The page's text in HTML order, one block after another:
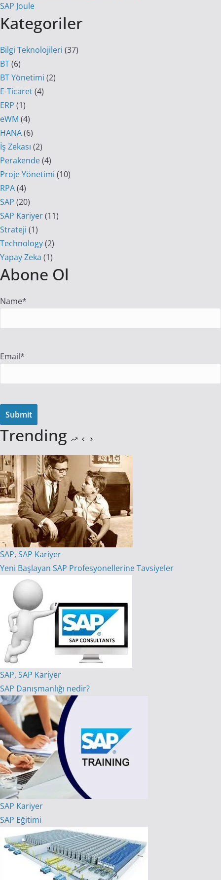
SAP Joule
Kategoriler
Bilgi Teknolojileri (37)
BT(6)
BT Yönetimi (2)
E-Ticaret(4)
ERP (1)
eWM (4)
HANA(6)
İş Zekası (2)
Perakende(4)
Proje Yönetimi (10)
RPA(4)
SAP (20)
SAP Kariyer(11)
Strateji (1)
Technology(2)
Yapay Zeka (1)
Abone Ol
Name*
Email*
Trending
SAP, SAP Kariyer
Yeni Başlayan SAP Profesyonellerine Tavsiyeler
SAP, SAP Kariyer
SAP Danışmanlığı nedir?
SAP Kariyer
SAP Eğitimi